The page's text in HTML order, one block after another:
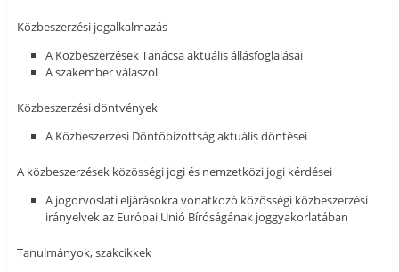
Közbeszerzési jogalkalmazás
A Közbeszerzések Tanácsa aktuális állásfoglalásai
A szakember válaszol
Közbeszerzési döntvények
A Közbeszerzési Döntőbizottság aktuális döntései
A közbeszerzések közösségi jogi és nemzetközi jogi kérdései
A jogorvoslati eljárásokra vonatkozó közösségi közbeszerzési
irányelvek az Európai Unió Bíróságának joggyakorlatában
Tanulmányok, szakcikkek